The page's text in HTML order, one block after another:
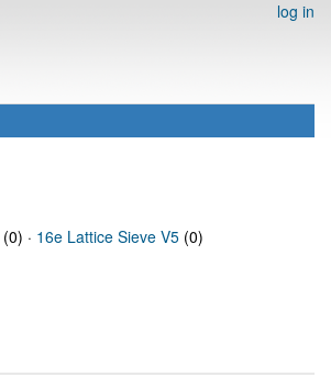
log in
(0) · 16e Lattice Sieve V5 (0)